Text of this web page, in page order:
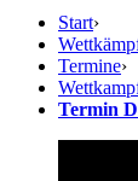
Start›
Termine›
Termin